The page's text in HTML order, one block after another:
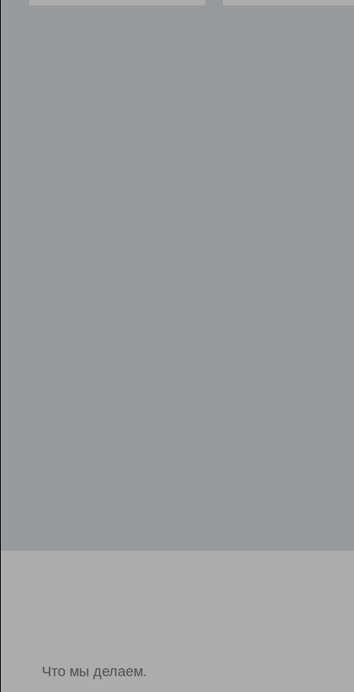
Что мы делаем.